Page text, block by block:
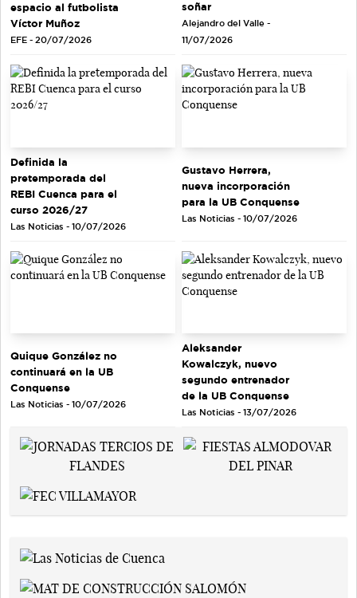
espacio al futbolista
Víctor Muñoz
EFE - 20/07/2026
soñar
Alejandro del Valle -
11/07/2026
Definida la
pretemporada del
REBI Cuenca para el
curso 2026/27
Las Noticias - 10/07/2026
Gustavo Herrera,
nueva incorporación
para la UB Conquense
Las Noticias - 10/07/2026
Quique González no
continuará en la UB
Conquense
Las Noticias - 10/07/2026
Aleksander
Kowalczyk, nuevo
segundo entrenador
de la UB Conquense
Las Noticias - 13/07/2026